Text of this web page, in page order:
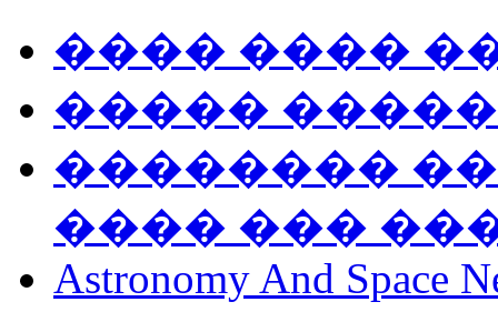
���� ����
�����
��������
���� ���
Astronomy And Space